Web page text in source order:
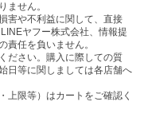
ません。
害や不利益に関して、直接
ヤフー株式会社、情報提
責任を負いません。
ださい。購入に際しての質
日等に関しましては各店舗へ
上限等）はカートをご確認く